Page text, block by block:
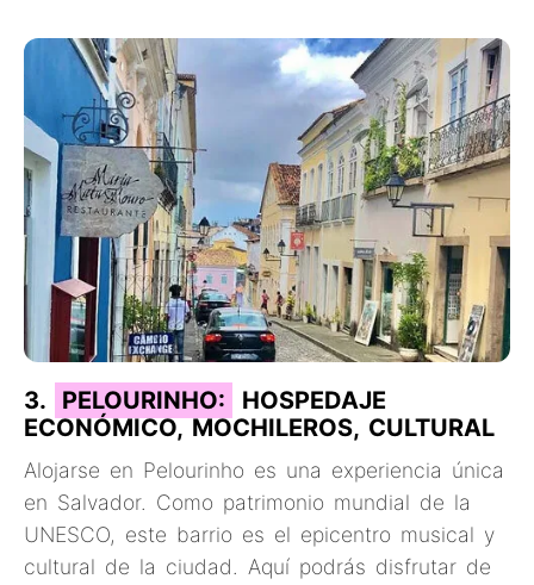
3. PELOURINHO:
HOSPEDAJE
ECONÓMICO, MOCHILEROS, CULTURAL
Alojarse en Pelourinho es una experiencia única
en Salvador. Como patrimonio mundial de la
UNESCO, este barrio es el epicentro musical y
cultural de la ciudad. Aquí podrás disfrutar de